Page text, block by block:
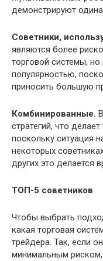
демонстрируют
Советники,
являются более
торговой системы,
популярностью,
приносить большую
Комбинированные.
стратегий, что
поскольку ситуация
некоторых
других это делается
ТОП-5 советников
Чтобы выбрать
какая торговая
трейдера. Так, если
минимальным риском,